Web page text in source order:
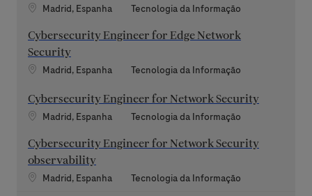
Localização
Madrid, Espanha Categoria
Tecnologia da Informação
Cybersecurity Engineer for Edge Network
Security
Localização
Madrid, Espanha Categoria
Tecnologia da Informação
Cybersecurity Engineer for Network Security
Localização
Madrid, Espanha Categoria
Tecnologia da Informação
Cybersecurity Engineer for Network Security
observability
Localização
Madrid, Espanha Categoria
Tecnologia da Informação